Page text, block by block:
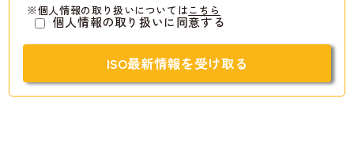
※個人情報の取り扱いについてはこちら
個人情報の取り扱いに同意する